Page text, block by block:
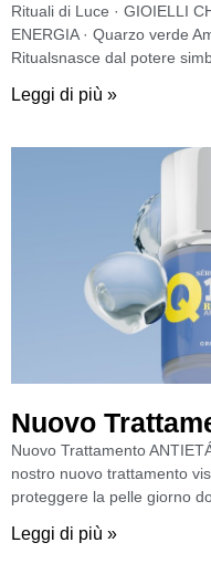
Rituali di Luce · GIOIELLI
ENERGIA · Quarzo verde
Ritualsnasce dal potere
Leggi di più »
Nuovo
Nuovo Trattamento
nostro nuovo trattamento
proteggere la pelle giorno
Leggi di più »